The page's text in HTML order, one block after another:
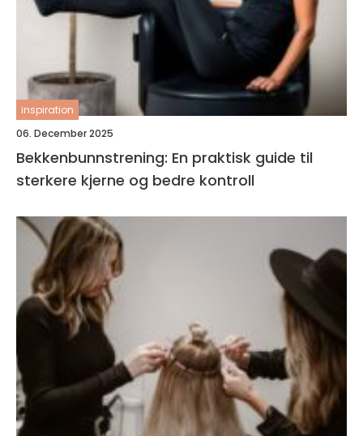
inspiration
06. December 2025
Bekkenbunnstrening: En praktisk guide til
sterkere kjerne og bedre kontroll